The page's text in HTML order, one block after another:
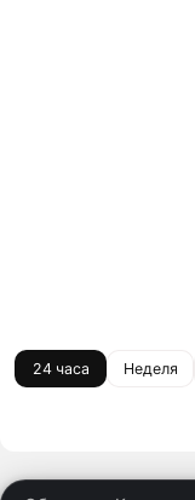
24 часа Неделя